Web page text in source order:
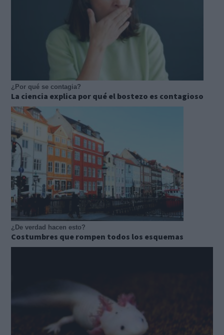
¿Por qué se contagia?
La ciencia explica por qué el bostezo es contagioso
¿De verdad hacen esto?
Costumbres que rompen todos los esquemas